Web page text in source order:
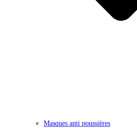
Masques anti poussières